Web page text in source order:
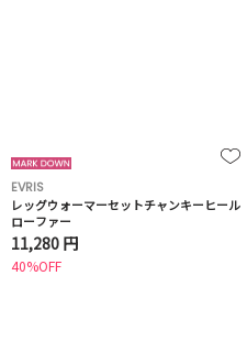
EVRIS
レッグウォーマーセットチャンキーヒール
ローファー
11,280 円
40%OFF